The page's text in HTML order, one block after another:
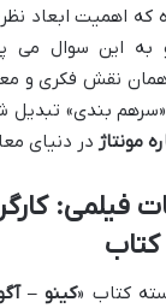
اهمیت ابعاد
به این سوال می
همان نقش فکری و
«سرهم بندی»
مونتاژ در دنیای
فیلمی:
کتاب
کتاب «کینو –